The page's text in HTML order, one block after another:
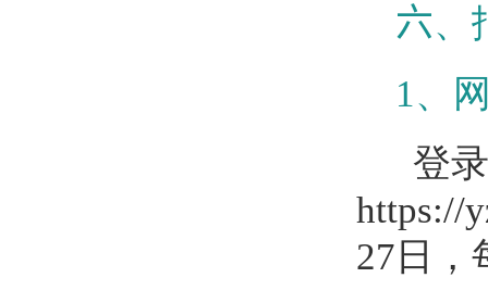
六、
1 、
登
https://
27 日，